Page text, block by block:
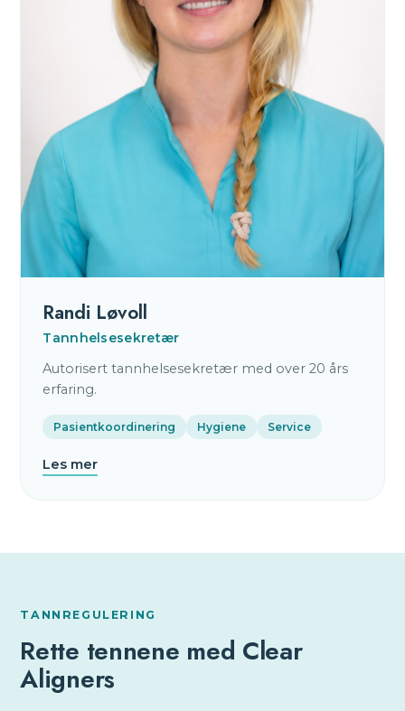
Randi Løvoll
Tannhelsesekretær
Autorisert tannhelsesekretær med over 20 års
erfaring.
Pasientkoordinering Hygiene Service
Les mer
TANNREGULERING
Rette tennene med Clear
Aligners